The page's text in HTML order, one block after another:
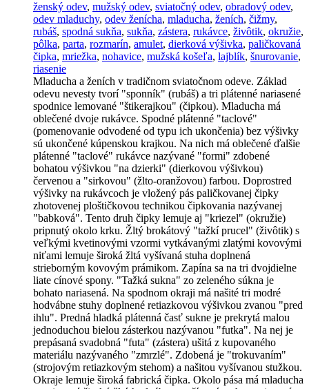
ženský odev, mužský odev, sviatočný odev, obradový odev,
odev mladuchy, odev ženícha, mladucha, ženích, čižmy,
rubáš, spodná sukňa, sukňa, zástera, rukávce, živôtik, okružie,
pôlka, parta, rozmarín, amulet, dierková výšivka, paličkovaná
čipka, mriežka, nohavice, mužská košeľa, lajblík, šnurovanie,
riasenie
Mladucha a ženích v tradičnom sviatočnom odeve. Základ
odevu nevesty tvorí "sponník" (rubáš) a tri plátenné nariasené
spodnice lemované "štikerajkou" (čipkou). Mladucha má
oblečené dvoje rukávce. Spodné plátenné "taclové"
(pomenovanie odvodené od typu ich ukončenia) bez výšivky
sú ukončené kúpenskou krajkou. Na nich má oblečené ďalšie
plátenné "taclové" rukávce nazývané "formi" zdobené
bohatou výšivkou "na dzierki" (dierkovou výšivkou)
červenou a "sirkovou" (žlto-oranžovou) farbou. Doprostred
výšivky na rukávcoch je vložený pás paličkovanej čipky
zhotovenej ploštičkovou technikou čipkovania nazývanej
"babková". Tento druh čipky lemuje aj "kriezel" (okružie)
pripnutý okolo krku. Žltý brokátový "tažkí prucel" (živôtik) s
veľkými kvetinovými vzormi vytkávanými zlatými kovovými
niťami lemuje široká žltá vyšívaná stuha doplnená
strieborným kovovým prámikom. Zapína sa na tri dvojdielne
liate cínové spony. "Tažká sukna" zo zeleného súkna je
bohato nariasená. Na spodnom okraji má našité tri modré
hodvábne stuhy doplnené retiazkovou výšivkou zvanou "pred
ihlu". Predná hladká plátenná časť sukne je prekrytá malou
jednoduchou bielou zásterkou nazývanou "futka". Na nej je
prepásaná svadobná "futa" (zástera) ušitá z kupovaného
materiálu nazývaného "zmrzlé". Zdobená je "trokuvaním"
(strojovým retiazkovým stehom) a našitou vyšívanou stužkou.
Okraje lemuje široká fabrická čipka. Okolo pása má mladucha